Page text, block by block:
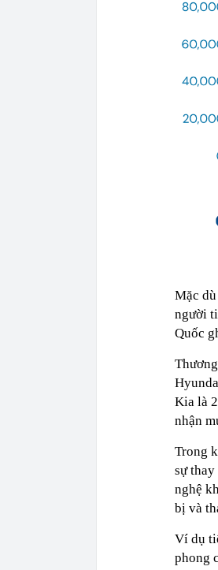
Mặc
người
Quốc
Kia là
nhận
Trong
sự
nghệ
bị và
Ví dụ
phong